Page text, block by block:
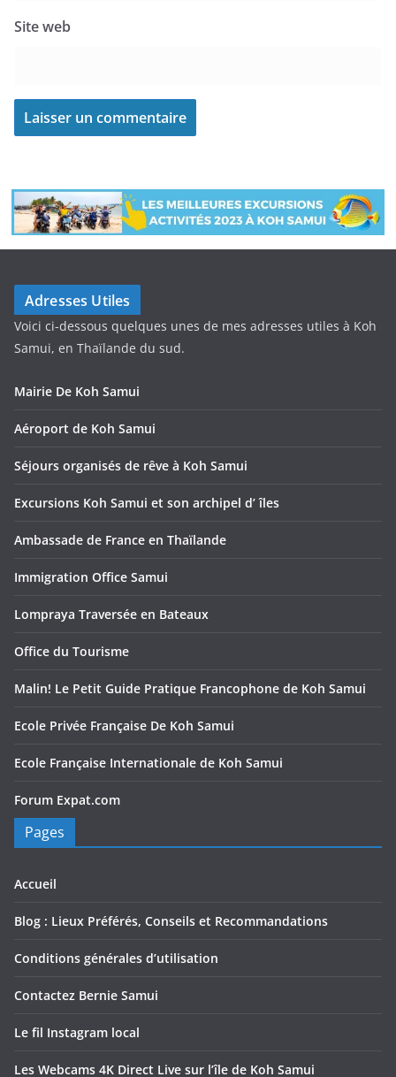
Site web
Adresses Utiles
Voici ci-dessous quelques unes de mes adresses utiles à Koh
Samui, en Thaïlande du sud.
Mairie De Koh Samui
Aéroport de Koh Samui
Séjours organisés de rêve à Koh Samui
Excursions Koh Samui et son archipel d’ îles
Ambassade de France en Thaïlande
Immigration Office Samui
Lompraya Traversée en Bateaux
Office du Tourisme
Malin! Le Petit Guide Pratique Francophone de Koh Samui
Ecole Privée Française De Koh Samui
Ecole Française Internationale de Koh Samui
Forum Expat.com
Pages
Accueil
Blog : Lieux Préférés, Conseils et Recommandations
Conditions générales d’utilisation
Contactez Bernie Samui
Le fil Instagram local
Les Webcams 4K Direct Live sur l’île de Koh Samui